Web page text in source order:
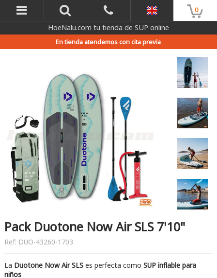
0
HoeNalu.com tu tienda de SUP online
En tienda atendemos con cita previa
Pack Duotone Now Air SLS 7'10"
Ref: DUO-43260-1703
La Duotone Now Air SLS es perfecta como SUP inflable para
niños